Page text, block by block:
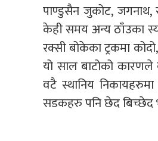
पाण्डुसैन जुकोट, जगनाथ,
केही समय अन्य ठाँउका
रक्सी बोकेका ट्रकमा
यो साल बाटोको कारणले
वटै स्थानिय
सडकहरु पनि छेद बिच्छेद